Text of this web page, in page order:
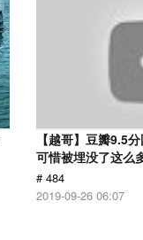
【越哥】豆瓣9.5
可惜被埋没了这么
# 484
2019-09-26 06:07